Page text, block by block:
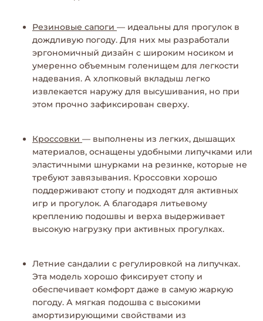
Резиновые сапоги — идеальны для прогулок в
дождливую погоду. Для них мы разработали
эргономичный дизайн с широким носиком и
умеренно объемным голенищем для легкости
надевания. А хлопковый вкладыш легко
извлекается наружу для высушивания, но при
этом прочно зафиксирован сверху.
Кроссовки — выполнены из легких, дышащих
материалов, оснащены удобными липучками или
эластичными шнурками на резинке, которые не
требуют завязывания. Кроссовки хорошо
поддерживают стопу и подходят для активных
игр и прогулок. А благодаря литьевому
креплению подошвы и верха выдерживает
высокую нагрузку при активных прогулках.
Летние сандалии с регулировкой на липучках.
Эта модель хорошо фиксирует стопу и
обеспечивает комфорт даже в самую жаркую
погоду. А мягкая подошва с высокими
амортизирующими свойствами из